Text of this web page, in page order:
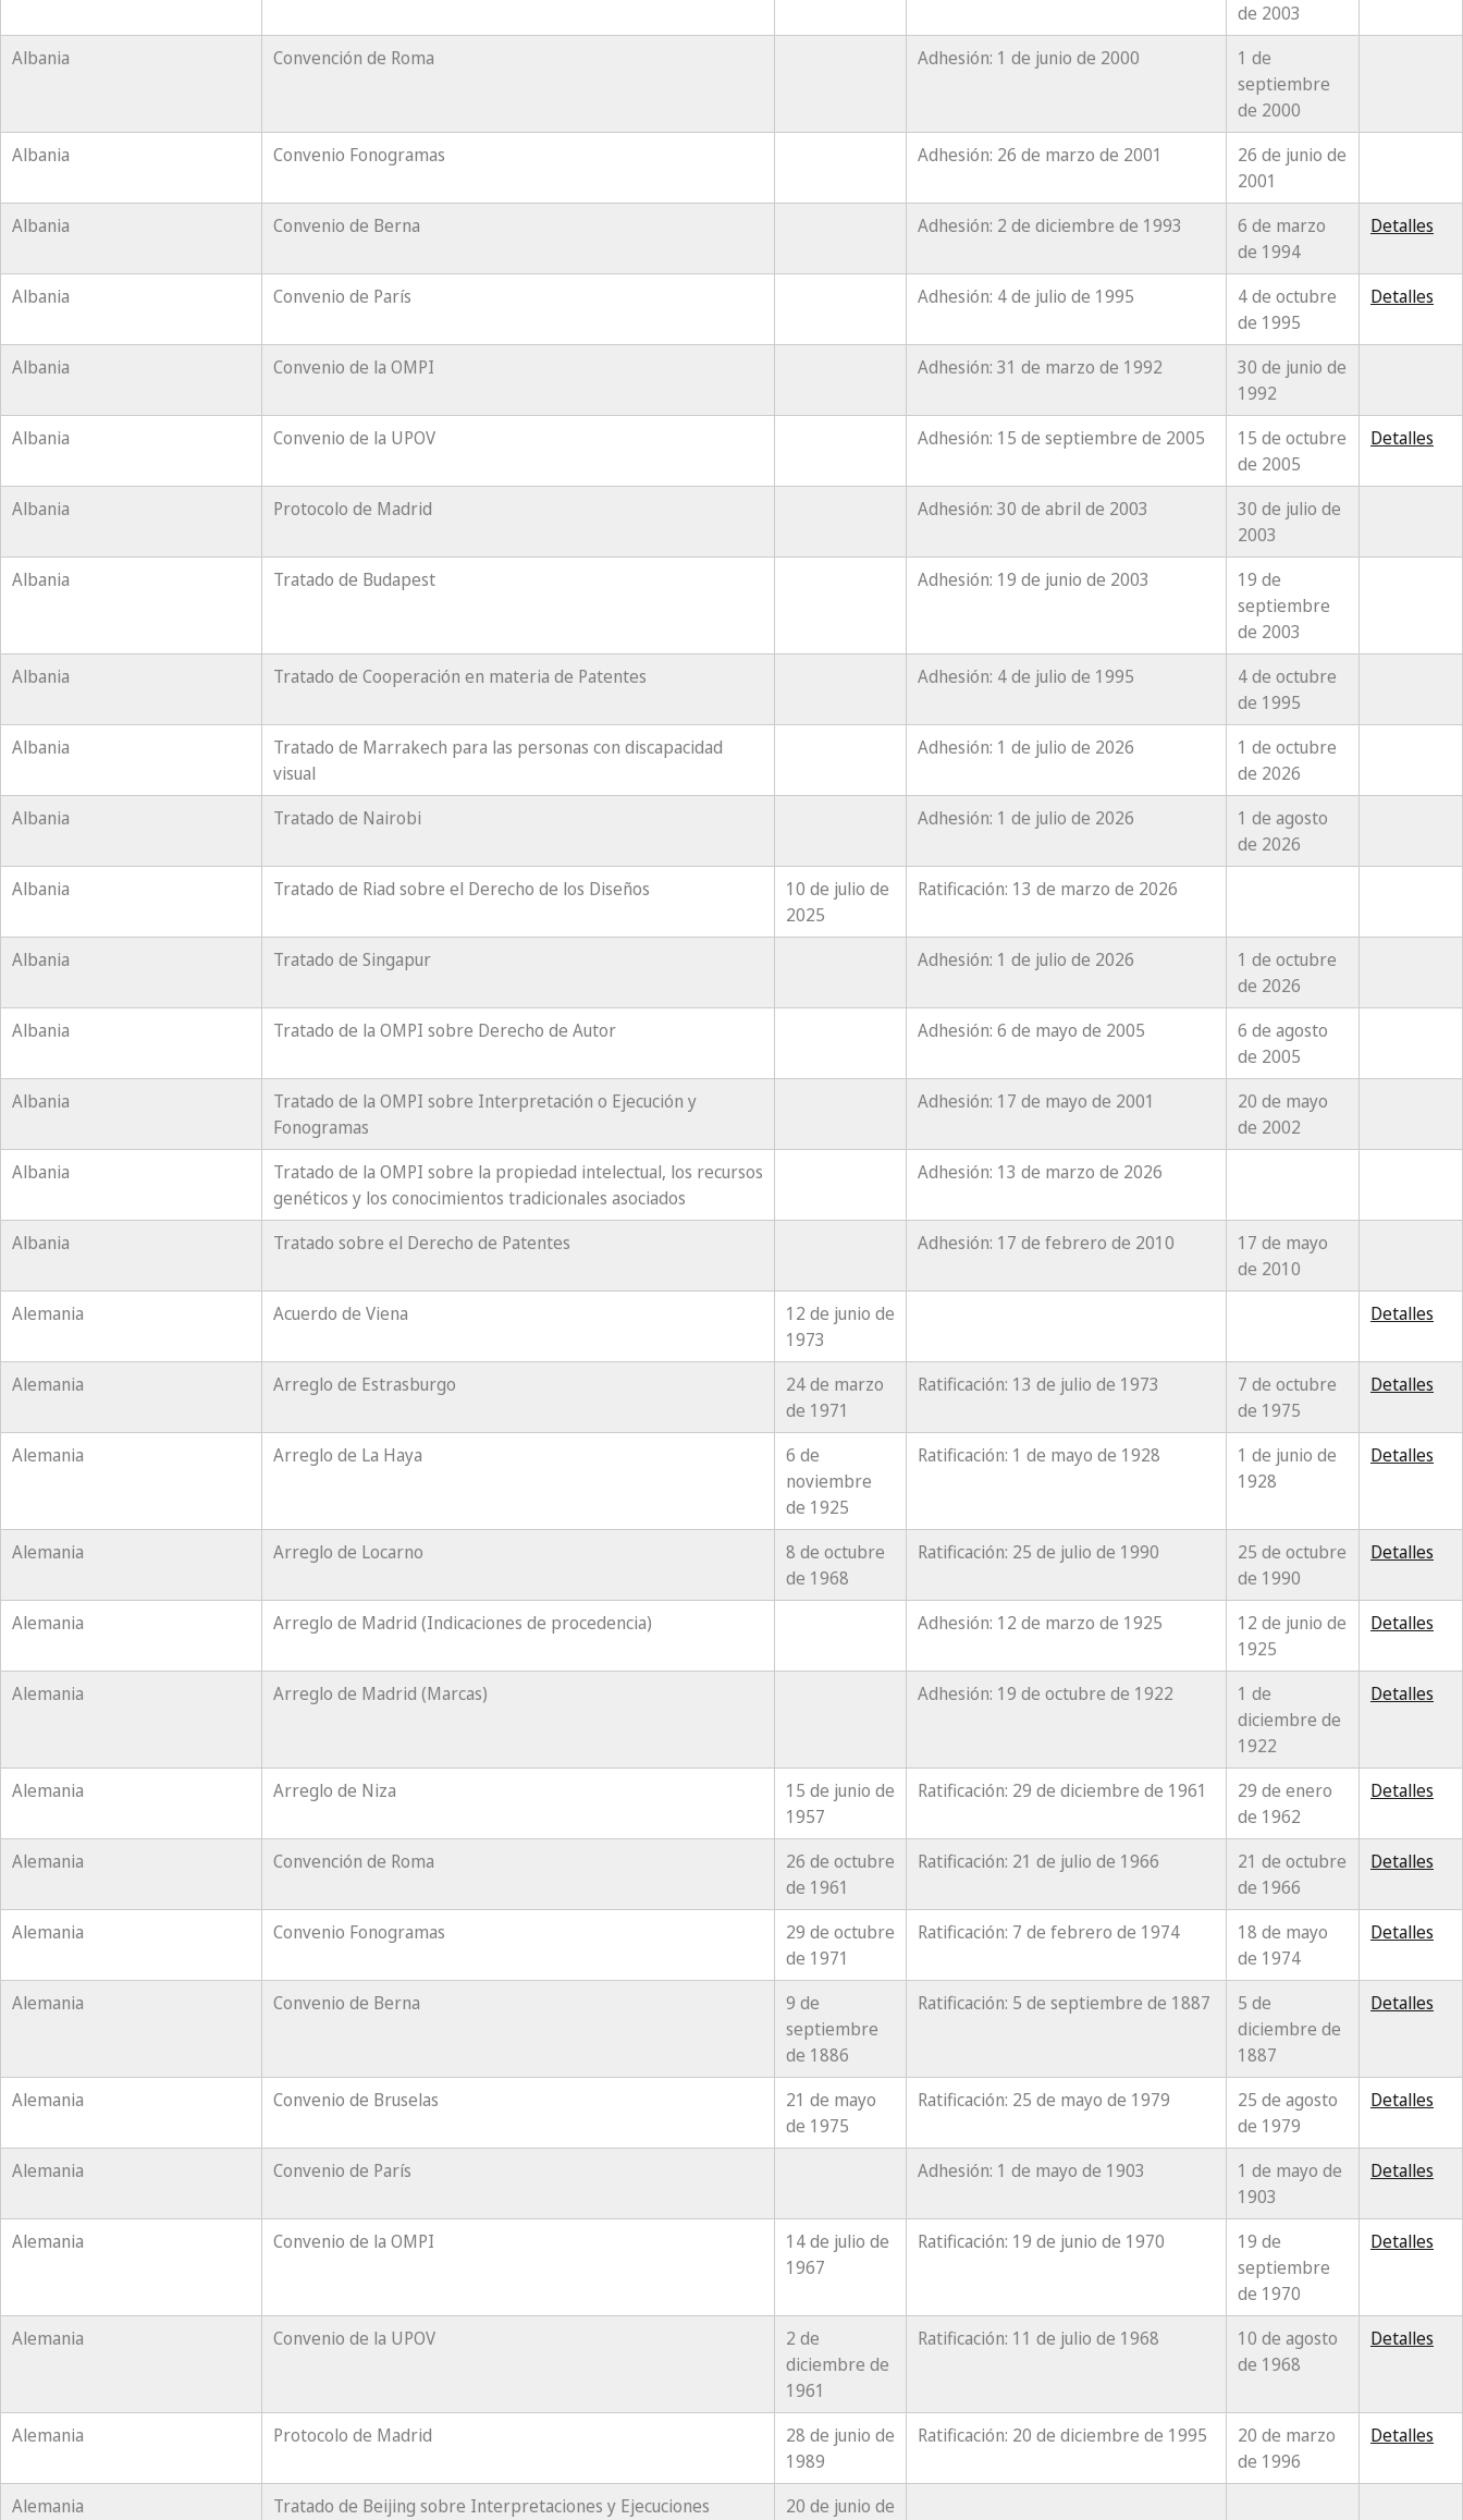
de 2003
Albania Convención de Roma Adhesión: 1 de junio de 2000
1 de
septiembre
de 2000
Albania
Convenio Fonogramas Adhesión: 26 de marzo de 2001
26 de junio de
2001
Albania
Convenio de Berna Adhesión: 2 de diciembre de 1993
6 de marzo
de 1994
Detalles
Albania Convenio de París Adhesión: 4 de julio de 1995
4 de octubre
de 1995
Detalles
Albania Convenio de la OMPI Adhesión: 31 de marzo de 1992
30 de junio de
1992
Albania
Convenio de la UPOV Adhesión: 15 de septiembre de 2005
15 de octubre
de 2005
Detalles
Albania Protocolo de Madrid Adhesión: 30 de abril de 2003
30 de julio de
2003
Albania
Tratado de Budapest Adhesión: 19 de junio de 2003
19 de
septiembre
de 2003
Albania
Tratado de Cooperación en materia de Patentes Adhesión: 4 de julio de 1995
4 de octubre
de 1995
Albania
Tratado de Marrakech para las personas con discapacidad
visual
Adhesión: 1 de julio de 2026
1 de octubre
de 2026
Albania
Tratado de Nairobi Adhesión: 1 de julio de 2026
1 de agosto
de 2026
Albania
Tratado de Riad sobre el Derecho de los Diseños
10 de julio de
2025
Ratificación: 13 de marzo de 2026
Albania Tratado de Singapur Adhesión: 1 de julio de 2026
1 de octubre
de 2026
Albania
Tratado de la OMPI sobre Derecho de Autor Adhesión: 6 de mayo de 2005
6 de agosto
de 2005
Albania
Tratado de la OMPI sobre Interpretación o Ejecución y
Fonogramas
Adhesión: 17 de mayo de 2001
20 de mayo
de 2002
Albania
Tratado de la OMPI sobre la propiedad intelectual, los recursos
genéticos y los conocimientos tradicionales asociados
Adhesión: 13 de marzo de 2026
Albania Tratado sobre el Derecho de Patentes Adhesión: 17 de febrero de 2010
17 de mayo
de 2010
Alemania
Acuerdo de Viena
12 de junio de
1973
Detalles
Alemania Arreglo de Estrasburgo
24 de marzo
de 1971
Ratificación: 13 de julio de 1973
7 de octubre
de 1975
Detalles
Alemania Arreglo de La Haya
6 de
noviembre
de 1925
Ratificación: 1 de mayo de 1928
1 de junio de
1928
Detalles
Alemania Arreglo de Locarno
8 de octubre
de 1968
Ratificación: 25 de julio de 1990
25 de octubre
de 1990
Detalles
Alemania Arreglo de Madrid (Indicaciones de procedencia) Adhesión: 12 de marzo de 1925
12 de junio de
1925
Detalles
Alemania Arreglo de Madrid (Marcas) Adhesión: 19 de octubre de 1922
1 de
diciembre de
1922
Detalles
Alemania Arreglo de Niza
15 de junio de
1957
Ratificación: 29 de diciembre de 1961
29 de enero
de 1962
Detalles
Alemania Convención de Roma
26 de octubre
de 1961
Ratificación: 21 de julio de 1966
21 de octubre
de 1966
Detalles
Alemania Convenio Fonogramas
29 de octubre
de 1971
Ratificación: 7 de febrero de 1974
18 de mayo
de 1974
Detalles
Alemania Convenio de Berna
9 de
septiembre
de 1886
Ratificación: 5 de septiembre de 1887
5 de
diciembre de
1887
Detalles
Alemania Convenio de Bruselas
21 de mayo
de 1975
Ratificación: 25 de mayo de 1979
25 de agosto
de 1979
Detalles
Alemania Convenio de París Adhesión: 1 de mayo de 1903
1 de mayo de
1903
Detalles
Alemania Convenio de la OMPI
14 de julio de
1967
Ratificación: 19 de junio de 1970
19 de
septiembre
de 1970
Detalles
Alemania Convenio de la UPOV
2 de
diciembre de
1961
Ratificación: 11 de julio de 1968
10 de agosto
de 1968
Detalles
Alemania Protocolo de Madrid
28 de junio de
1989
Ratificación: 20 de diciembre de 1995
20 de marzo
de 1996
Detalles
Alemania Tratado de Beijing sobre Interpretaciones y Ejecuciones 20 de junio de